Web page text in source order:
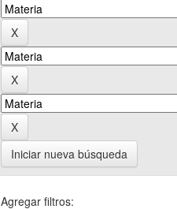
Iniciar nueva búsqueda
Agregar filtros: